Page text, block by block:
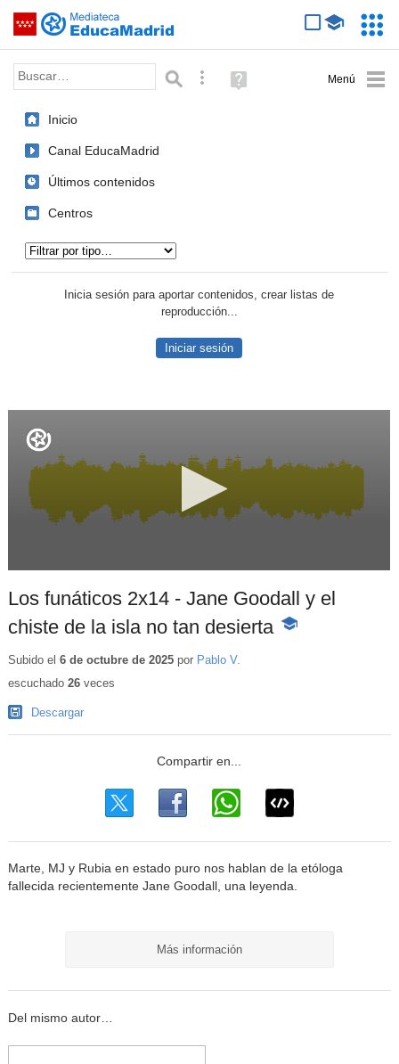
Saltar navegación
Palabra o frase: Búsqueda avanzada
Ayuda
(en
Inicio
Canal EducaMadrid
Últimos contenidos
Centros
Inicia sesión para aportar contenidos, crear listas de
reproducción...
Iniciar sesión
Los funáticos 2x14 - Jane Goodall y el
chiste de la isla no tan desierta -
Subido el 6 de octubre de 2025por Pablo V.
escuchado 26veces
Descargar
Marte, MJ y Rubia en estado puro nos hablan de la etóloga
fallecida recientemente Jane Goodall, una leyenda.
Más información
Del mismo autor…